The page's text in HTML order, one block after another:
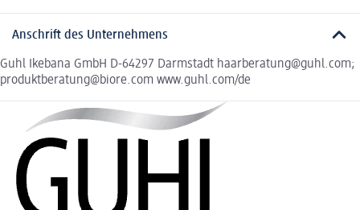
Anschrift des Unternehmens
Guhl Ikebana GmbH D-64297 Darmstadt haarberatung@guhl.com;
produktberatung@biore.com www.guhl.com/de